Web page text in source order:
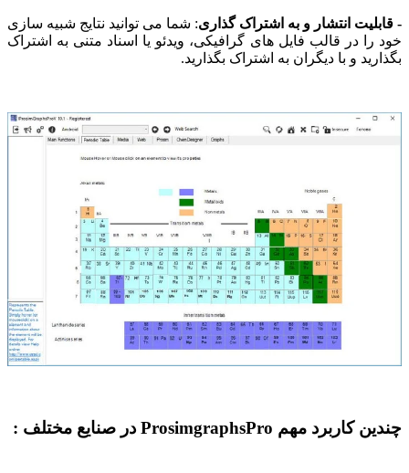
- قابلیت انتشار و به اشتراک گذاری: شما می توانید نتایج شبیه سازی
خود را در قالب فایل های گرافیکی، ویدئو یا اسناد متنی به اشتراک
بگذارید و با دیگران به اشتراک بگذارید.
چندین کاربرد مهم ProsimgraphsPro در صنایع مختلف :